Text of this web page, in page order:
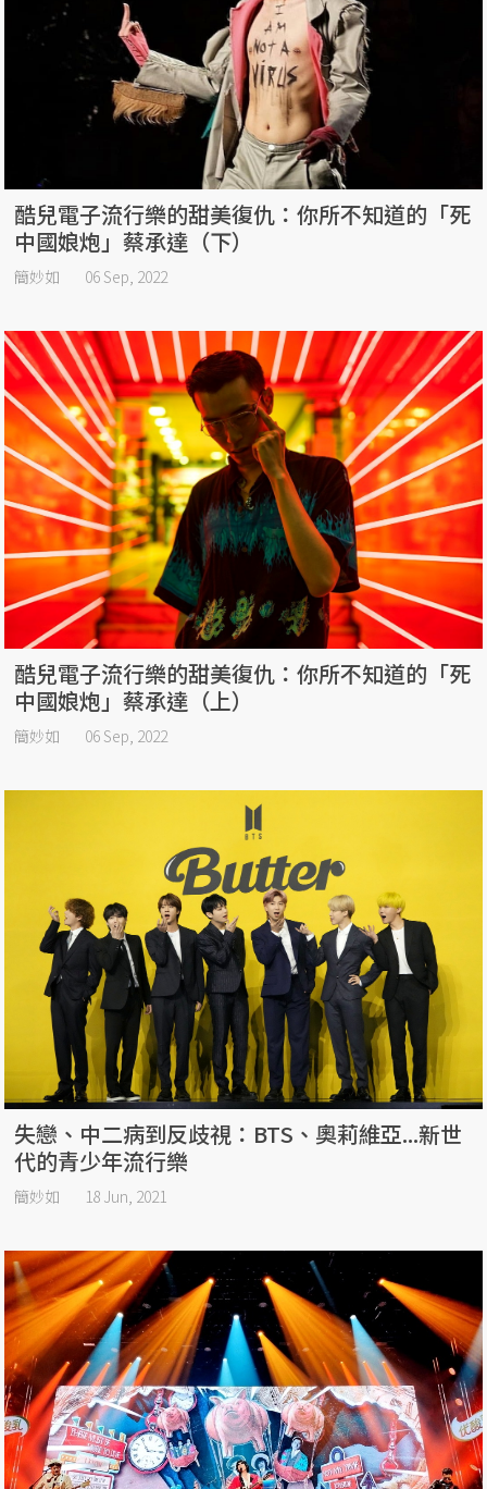
酷兒電子流行樂的甜美復仇：你所不知道的「死
中國娘炮」蔡承達（下）
簡妙如 06 Sep, 2022
酷兒電子流行樂的甜美復仇：你所不知道的「死
中國娘炮」蔡承達（上）
簡妙如 06 Sep, 2022
失戀、中二病到反歧視：BTS、奧莉維亞...新世
代的青少年流行樂
簡妙如 18 Jun, 2021